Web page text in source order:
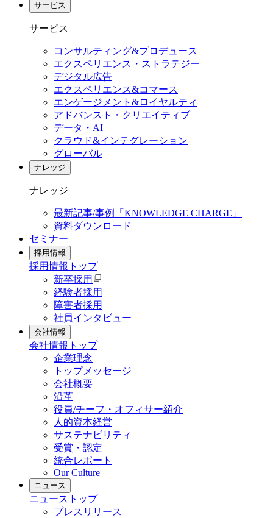
サービス
サービス
コンサルティング&プロデュース
エクスペリエンス・ストラテジー
デジタル広告
エクスペリエンス&コマース
エンゲージメント&ロイヤルティ
アドバンスト・クリエイティブ
データ・AI
クラウド&インテグレーション
グローバル
ナレッジ
ナレッジ
最新記事/事例「KNOWLEDGE CHARGE」
資料ダウンロード
セミナー
採用情報
採用情報 トップ
新卒採用
経験者採用
障害者採用
社員インタビュー
会社情報
会社情報 トップ
企業理念
トップメッセージ
会社概要
沿革
役員/チーフ・オフィサー紹介
人的資本経営
サステナビリティ
受賞・認定
統合レポート
Our Culture
ニュース
ニュース トップ
プレスリリース